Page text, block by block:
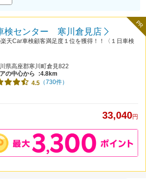
PR
検センター 寒川倉見店
天Car車検顧客満足度１位を獲得！！〈１日車検
県高座郡寒川町倉見822
の中心から
:4.8km
4.5 （730件）
33,040円